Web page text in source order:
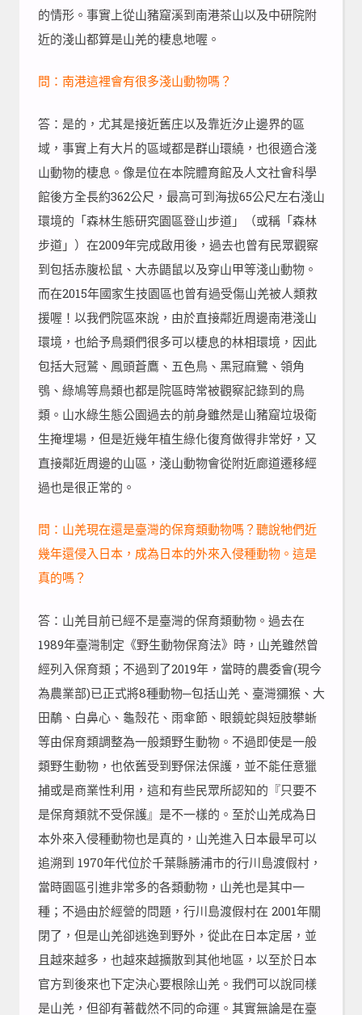
的情形。事實上從山豬窟溪到南港茶山以及中研院附
近的淺山都算是山羌的棲息地喔。
問：南港這裡會有很多淺山動物嗎？
答：是的，尤其是接近舊庄以及靠近汐止邊界的區
域，事實上有大片的區域都是群山環繞，也很適合淺
山動物的棲息。像是位在本院體育館及人文社會科學
館後方全長約362公尺，最高可到海拔65公尺左右淺山
環境的「森林生態研究園區登山步道」（或稱「森林
步道」）在2009年完成啟用後，過去也曾有民眾觀察
到包括赤腹松鼠、大赤鼯鼠以及穿山甲等淺山動物。
而在2015年國家生技園區也曾有過受傷山羌被人類救
援喔！以我們院區來說，由於直接鄰近周邊南港淺山
環境，也給予鳥類們很多可以棲息的林相環境，因此
包括大冠鷲、鳳頭蒼鷹、五色鳥、黑冠麻鷺、領角
鴞、綠鳩等鳥類也都是院區時常被觀察記錄到的鳥
類。山水綠生態公園過去的前身雖然是山豬窟垃圾衛
生掩埋場，但是近幾年植生綠化復育做得非常好，又
直接鄰近周邊的山區，淺山動物會從附近廊道遷移經
過也是很正常的。
問：山羌現在還是臺灣的保育類動物嗎？聽說牠們近
幾年還侵入日本，成為日本的外來入侵種動物。這是
真的嗎？
答：山羌目前已經不是臺灣的保育類動物。過去在
1989年臺灣制定《野生動物保育法》時，山羌雖然曾
經列入保育類；不過到了2019年，當時的農委會(現今
為農業部)已正式將8種動物─包括山羌、臺灣獼猴、大
田鷸、白鼻心、龜殼花、雨傘節、眼鏡蛇與短肢攀蜥
等由保育類調整為一般類野生動物。不過即使是一般
類野生動物，也依舊受到野保法保護，並不能任意獵
捕或是商業性利用，這和有些民眾所認知的『只要不
是保育類就不受保護』是不一樣的。至於山羌成為日
本外來入侵種動物也是真的，山羌進入日本最早可以
追溯到 1970年代位於千葉縣勝浦市的行川島渡假村，
當時園區引進非常多的各類動物，山羌也是其中一
種；不過由於經營的問題，行川島渡假村在 2001年關
閉了，但是山羌卻逃逸到野外，從此在日本定居，並
且越來越多，也越來越擴散到其他地區，以至於日本
官方到後來也下定決心要根除山羌。我們可以說同樣
是山羌，但卻有著截然不同的命運。其實無論是在臺